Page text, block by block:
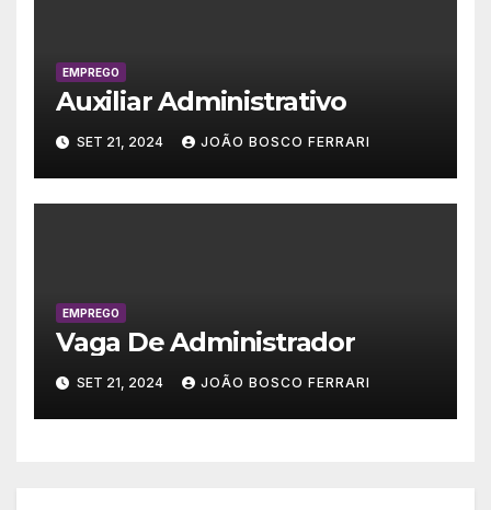
EMPREGO
Auxiliar Administrativo
SET 21, 2024 JOÃO BOSCO FERRARI
EMPREGO
Vaga De Administrador
SET 21, 2024 JOÃO BOSCO FERRARI